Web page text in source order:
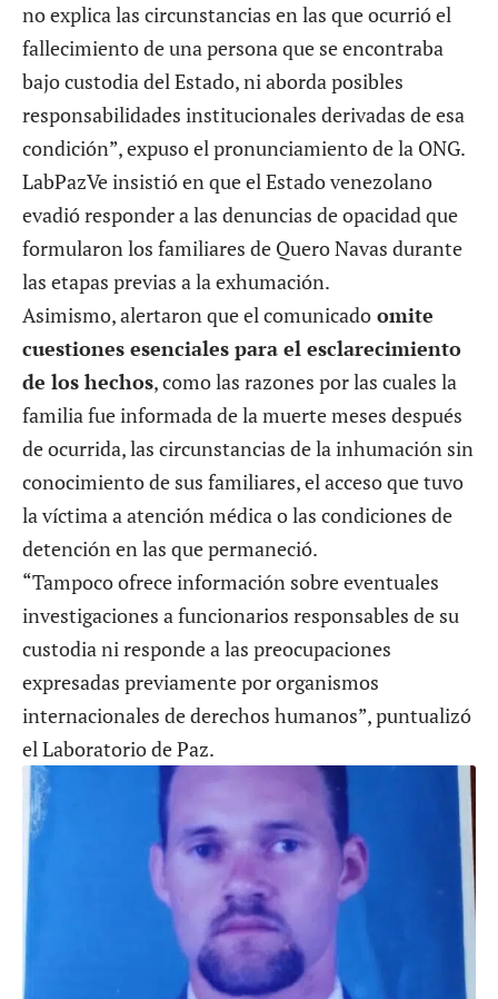
no explica las circunstancias en las que ocurrió el
fallecimiento de una persona que se encontraba
bajo custodia del Estado, ni aborda posibles
responsabilidades institucionales derivadas de esa
condición”, expuso el pronunciamiento de la ONG.
LabPazVe insistió en que el Estado venezolano
evadió responder a las denuncias de opacidad que
formularon los familiares de Quero Navas durante
las etapas previas a la exhumación.
Asimismo, alertaron que el comunicado omite
cuestiones esenciales para el esclarecimiento
de los hechos, como las razones por las cuales la
familia fue informada de la muerte meses después
de ocurrida, las circunstancias de la inhumación sin
conocimiento de sus familiares, el acceso que tuvo
la víctima a atención médica o las condiciones de
detención en las que permaneció.
“Tampoco ofrece información sobre eventuales
investigaciones a funcionarios responsables de su
custodia ni responde a las preocupaciones
expresadas previamente por organismos
internacionales de derechos humanos”, puntualizó
el Laboratorio de Paz.